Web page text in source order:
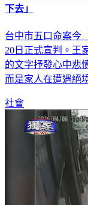
下去」
台中市五口命案今
20日正式宣判。王
的文字抒發心中悲
而是家人在遭遇絕
社會